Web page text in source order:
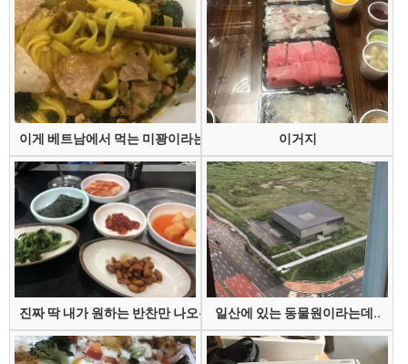
이게 베트남에서 먹는 미꽝이라는 건데 이거지
진짜 딱 내가 원하는 반찬만 나오는 집일산에 있는 동물원이라는데..